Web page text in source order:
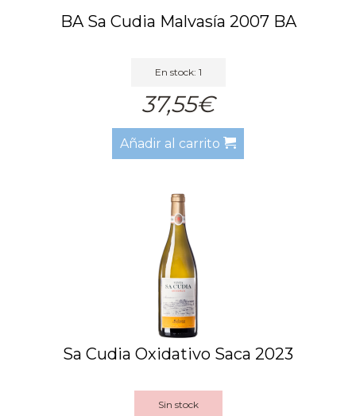
BA Sa Cudia Malvasía 2007 BA
En stock: 1
37,55€
Añadir al carrito
Sa Cudia Oxidativo Saca 2023
Sin stock